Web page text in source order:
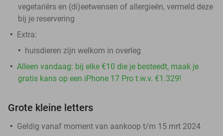
vegetariërs en (di)eetwensen of allergieën, vermeld deze
bij je reservering
Extra:
huisdieren zijn welkom in overleg
Alleen vandaag: bij elke €10 die je besteedt, maak je
gratis kans op een iPhone 17 Pro t.w.v. €1.329!
Grote kleine letters
Geldig vanaf moment van aankoop t/m 15 mrt 2024